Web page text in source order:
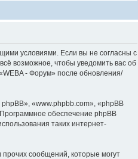
условиями. Если вы не согласны с
возможное, чтобы уведомить вас об
- Форум» после обновления/
«www.phpbb.com», «phpBB
. Программное обеспечение phpBB
таких интернет-
сообщений, которые могут